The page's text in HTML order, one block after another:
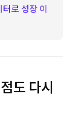
로 성장 이
도 다시